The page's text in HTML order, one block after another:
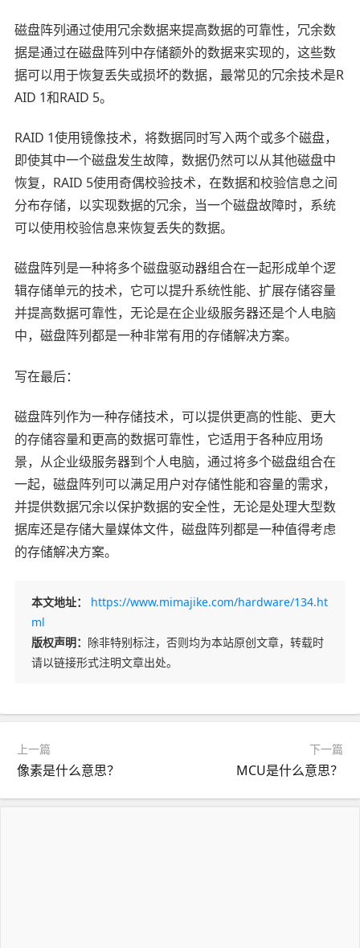
磁盘阵列通过使用冗余数据来提高数据的可靠性，冗余数
据是通过在磁盘阵列中存储额外的数据来实现的，这些数
据可以用于恢复丢失或损坏的数据，最常见的冗余技术是R
AID 1和RAID 5。
RAID 1使用镜像技术，将数据同时写入两个或多个磁盘，
即使其中一个磁盘发生故障，数据仍然可以从其他磁盘中
恢复，RAID 5使用奇偶校验技术，在数据和校验信息之间
分布存储，以实现数据的冗余，当一个磁盘故障时，系统
可以使用校验信息来恢复丢失的数据。
磁盘阵列是一种将多个磁盘驱动器组合在一起形成单个逻
辑存储单元的技术，它可以提升系统性能、扩展存储容量
并提高数据可靠性，无论是在企业级服务器还是个人电脑
中，磁盘阵列都是一种非常有用的存储解决方案。
写在最后：
磁盘阵列作为一种存储技术，可以提供更高的性能、更大
的存储容量和更高的数据可靠性，它适用于各种应用场
景，从企业级服务器到个人电脑，通过将多个磁盘组合在
一起，磁盘阵列可以满足用户对存储性能和容量的需求，
并提供数据冗余以保护数据的安全性，无论是处理大型数
据库还是存储大量媒体文件，磁盘阵列都是一种值得考虑
的存储解决方案。
本文地址：
https://www.mimajike.com/hardware/134.ht
ml
版权声明： 除非特别标注，否则均为本站原创文章，转载时
请以链接形式注明文章出处。
上一篇
像素是什么意思？
下一篇
MCU是什么意思？